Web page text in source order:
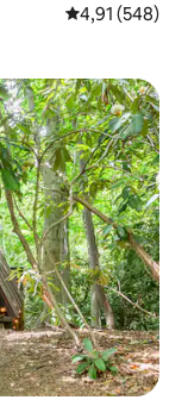
Средна
4,91 (548)